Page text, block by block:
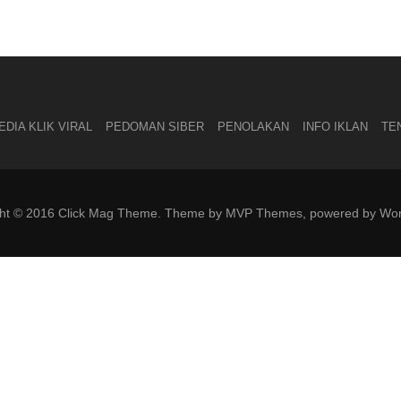
KLIK VIRAL PEDOMAN SIBER PENOLAKAN INFO IKLAN
© 2016 Click Mag Theme. Theme by MVP Themes, powered by